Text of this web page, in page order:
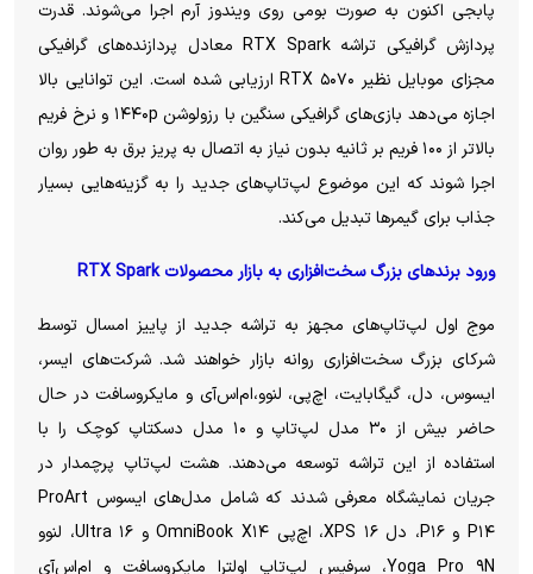
پابجی اکنون به صورت بومی روی ویندوز آرم اجرا می‌شوند. قدرت
پردازش گرافیکی تراشه RTX Spark معادل پردازنده‌های گرافیکی
مجزای موبایل نظیر RTX ۵۰۷۰ ارزیابی شده است. این توانایی بالا
اجازه می‌دهد بازی‌های گرافیکی سنگین با رزولوشن ۱۴۴۰p و نرخ فریم
بالاتر از ۱۰۰ فریم بر ثانیه بدون نیاز به اتصال به پریز برق به طور روان
اجرا شوند که این موضوع لپ‌تاپ‌های جدید را به گزینه‌هایی بسیار
جذاب برای گیمر‌ها تبدیل می‌کند.
ورود برند‌های بزرگ سخت‌افزاری به بازار محصولات RTX Spark
موج اول لپ‌تاپ‌های مجهز به تراشه جدید از پاییز امسال توسط
شرکای بزرگ سخت‌افزاری روانه بازار خواهند شد. شرکت‌های ایسر،
ایسوس، دل، گیگابایت، اچ‌پی، لنوو،‌ام‌اس‌آی و مایکروسافت در حال
حاضر بیش از ۳۰ مدل لپ‌تاپ و ۱۰ مدل دسکتاپ کوچک را با
استفاده از این تراشه توسعه می‌دهند. هشت لپ‌تاپ پرچمدار در
جریان نمایشگاه معرفی شدند که شامل مدل‌های ایسوس ProArt
P۱۴ و P۱۶، دل XPS ۱۶، اچ‌پی OmniBook X۱۴ و Ultra ۱۶، لنوو
Yoga Pro ۹N، سرفیس لپ‌تاپ اولترا مایکروسافت و‌ ام‌اس‌آی